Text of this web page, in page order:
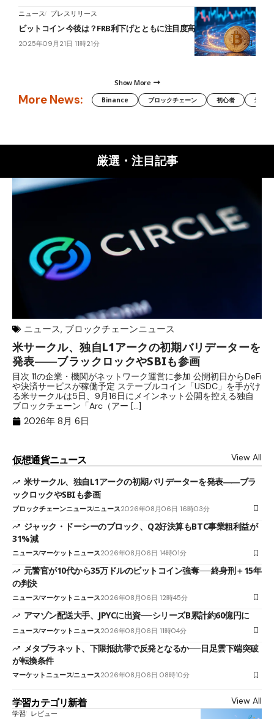
ニュース プレスリリース
ビットコイン 今後は？FRB利下げとともに注目度高まる$HYPER
2025年09月21日 11時21分
Show More
More News: Binance ブロックチェーン 初心者 米国
厳選・注目記事
ニュース, ブロックチェーンニュース
米サークル、独自L1アークの初期バリデーターを
発表――ブラックロックやSBIも参画
目次 11の企業・機関がネットワーク運営に参加 公開初日からDeFi
や決済サービスが稼働予定 ステーブルコイン「USDC」を手がけ
る米サークルは5日、9月16日にメインネット公開を控える独自
ブロックチェーン「Arc（アー […]
2026年 8月 6日
仮想通貨ニュース View All
米サークル、独自L1アークの初期バリデーターを発表――ブラ
ックロックやSBIも参画
ブロックチェーンニュースニュース2026年08月06日 16時03分
ジャック・ドーシーのブロック、Q2好決算もBTC事業粗利益が
31%減
ニュースマーケットニュース2026年08月06日 14時01分
元警官が10代から35万ドルのビットコイン強奪──終身刑＋15年
の判決
ニュースマーケットニュース2026年08月06日 12時45分
アマゾン配送大手、JPYCに出資──シリーズB累計約60億円に
ニュースマーケットニュース2026年08月06日 11時04分
メタプラネット、下限抵抗帯で反発となるか──日足雲下端突破
が転換条件
マーケットニュースニュース2026年08月06日 08時10分
学習カテゴリ新着 View All
学習 レビュー